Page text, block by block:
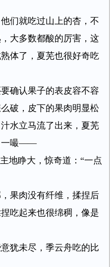
们就吃过山上的杏，不
大多数都酸的厉害，这
体了，夏芜也很好奇吃
确认果子的表皮容不容
破，皮下的果肉明显松
水立马流了出来，夏芜
一嘬——
地睁大，惊奇道：“一点
果肉没有纤维，揉捏后
吃起来也很绵稠，像是
犹未尽，季云舟吃的比